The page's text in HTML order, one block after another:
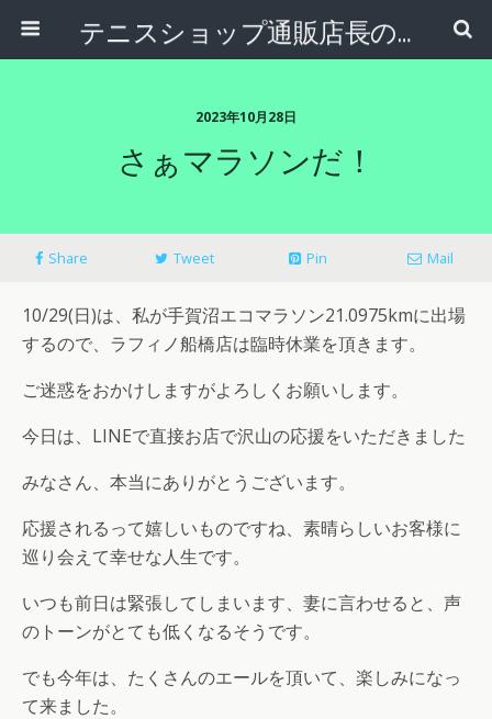
テニスショップ通販店長のブログ＠テニスショップLAFINO 西山克久
2023年10月28日
さぁマラソンだ！
Share Tweet Pin Mail
10/29(日)は、私が手賀沼エコマラソン21.0975kmに出場
するので、ラフィノ船橋店は臨時休業を頂きます。
ご迷惑をおかけしますがよろしくお願いします。
今日は、LINEで直接お店で沢山の応援をいただきました
みなさん、本当にありがとうございます。
応援されるって嬉しいものですね、素晴らしいお客様に
巡り会えて幸せな人生です。
いつも前日は緊張してしまいます、妻に言わせると、声
のトーンがとても低くなるそうです。
でも今年は、たくさんのエールを頂いて、楽しみになっ
て来ました。